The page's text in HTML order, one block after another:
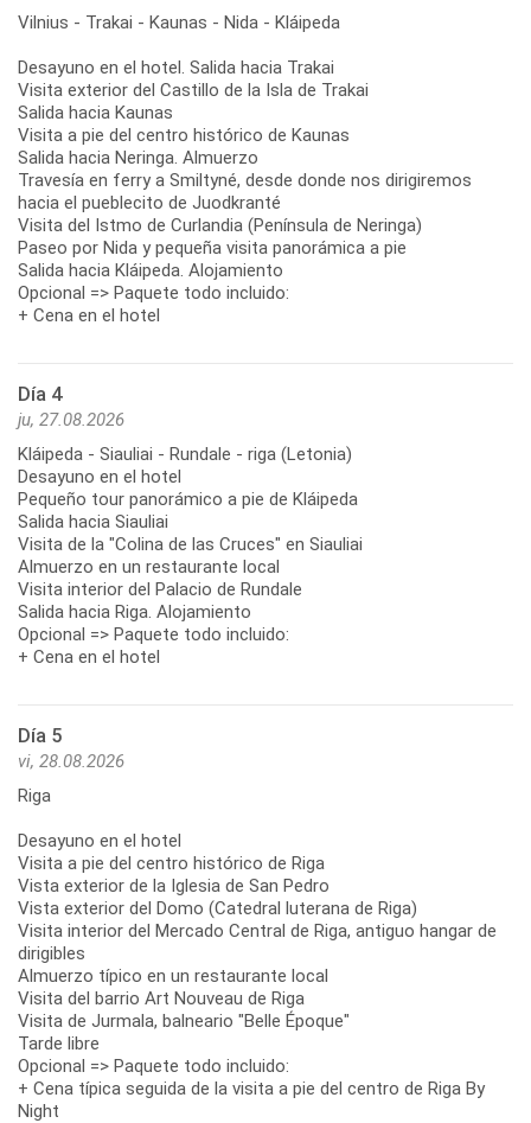
Vilnius - Trakai - Kaunas - Nida - Kláipeda
Desayuno en el hotel. Salida hacia Trakai
Visita exterior del Castillo de la Isla de Trakai
Salida hacia Kaunas
Visita a pie del centro histórico de Kaunas
Salida hacia Neringa. Almuerzo
Travesía en ferry a Smiltyné, desde donde nos dirigiremos
hacia el pueblecito de Juodkranté
Visita del Istmo de Curlandia (Península de Neringa)
Paseo por Nida y pequeña visita panorámica a pie
Salida hacia Kláipeda. Alojamiento
Opcional => Paquete todo incluido:
+ Cena en el hotel
Día 4
ju, 27.08.2026
Kláipeda - Siauliai - Rundale - riga (Letonia)
Desayuno en el hotel
Pequeño tour panorámico a pie de Kláipeda
Salida hacia Siauliai
Visita de la "Colina de las Cruces" en Siauliai
Almuerzo en un restaurante local
Visita interior del Palacio de Rundale
Salida hacia Riga. Alojamiento
Opcional => Paquete todo incluido:
+ Cena en el hotel
Día 5
vi, 28.08.2026
Riga
Desayuno en el hotel
Visita a pie del centro histórico de Riga
Vista exterior de la Iglesia de San Pedro
Vista exterior del Domo (Catedral luterana de Riga)
Visita interior del Mercado Central de Riga, antiguo hangar de
dirigibles
Almuerzo típico en un restaurante local
Visita del barrio Art Nouveau de Riga
Visita de Jurmala, balneario "Belle Époque"
Tarde libre
Opcional => Paquete todo incluido:
+ Cena típica seguida de la visita a pie del centro de Riga By
Night